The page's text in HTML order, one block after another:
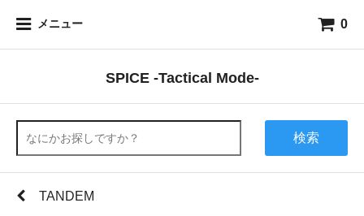
メニュー 0
SPICE -Tactical Mode-
検索
TANDEM